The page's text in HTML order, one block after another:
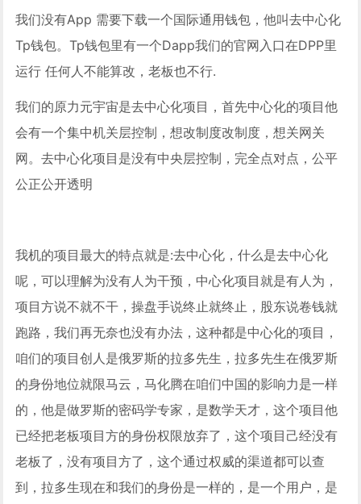
我们没有App 需要下载一个国际通用钱包，他叫去中心化
Tp钱包。Tp钱包里有一个Dapp我们的官网入口在DPP里
运行 任何人不能算改，老板也不行.
我们的原力元宇宙是去中心化项目，首先中心化的项目他
会有一个集中机关层控制，想改制度改制度，想关网关
网。去中心化项目是没有中央层控制，完全点对点，公平
公正公开透明
我机的项目最大的特点就是:去中心化，什么是去中心化
呢，可以理解为没有人为干预，中心化项目就是有人为，
项目方说不就不干，操盘手说终止就终止，股东说卷钱就
跑路，我们再无奈也没有办法，这种都是中心化的项目，
咱们的项目创人是俄罗斯的拉多先生，拉多先生在俄罗斯
的身份地位就限马云，马化腾在咱们中国的影响力是一样
的，他是做罗斯的密码学专家，是数学天才，这个项目他
已经把老板项目方的身份权限放弃了，这个项目己经没有
老板了，没有项目方了，这个通过权威的渠道都可以查
到，拉多生现在和我们的身份是一样的，是一个用户，是